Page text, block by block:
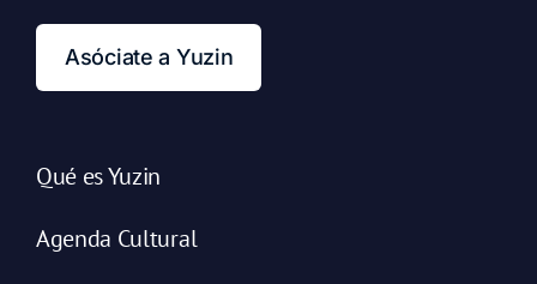
Asóciate a Yuzin
Qué es Yuzin
Agenda Cultural